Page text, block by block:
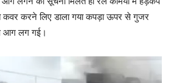
करने लिए डाला गया कपड़ा ऊपर से गुजर
आग लग गई।